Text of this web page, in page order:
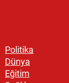
Politika
Dünya
Eğitim